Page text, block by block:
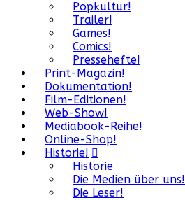
Popkultur!
Trailer!
Games!
Comics!
Pressehefte!
Print-Magazin!
Dokumentation!
Film-Editionen!
Web-Show!
Mediabook-Reihe!
Online-Shop!
Historie!
Historie
Die Medien über uns!
Die Leser!